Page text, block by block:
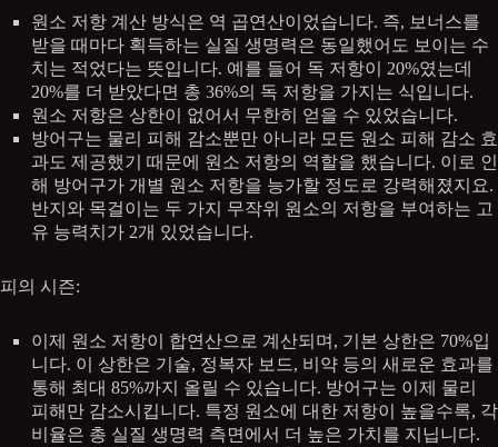
원소 저항 계산 방식은 역 곱연산이었습니다. 즉, 보너스를
받을 때마다 획득하는 실질 생명력은 동일했어도 보이는 수
치는 적었다는 뜻입니다. 예를 들어 독 저항이 20%였는데
20%를 더 받았다면 총 36%의 독 저항을 가지는 식입니다.
원소 저항은 상한이 없어서 무한히 얻을 수 있었습니다.
방어구는 물리 피해 감소뿐만 아니라 모든 원소 피해 감소 효
과도 제공했기 때문에 원소 저항의 역할을 했습니다. 이로 인
해 방어구가 개별 원소 저항을 능가할 정도로 강력해졌지요.
반지와 목걸이는 두 가지 무작위 원소의 저항을 부여하는 고
유 능력치가 2개 있었습니다.
피의 시즌:
이제 원소 저항이 합연산으로 계산되며, 기본 상한은 70%입
니다. 이 상한은 기술, 정복자 보드, 비약 등의 새로운 효과를
통해 최대 85%까지 올릴 수 있습니다. 방어구는 이제 물리
피해만 감소시킵니다. 특정 원소에 대한 저항이 높을수록, 각
비율은 총 실질 생명력 측면에서 더 높은 가치를 지닙니다.